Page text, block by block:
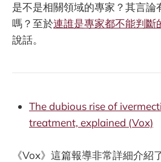
是不是相關領域的專家？其言論
嗎？至於連誰是專家都不能判斷
說話。
The dubious rise of
treatment, explained (Vox)
《Vox》這篇報導非常詳細介紹